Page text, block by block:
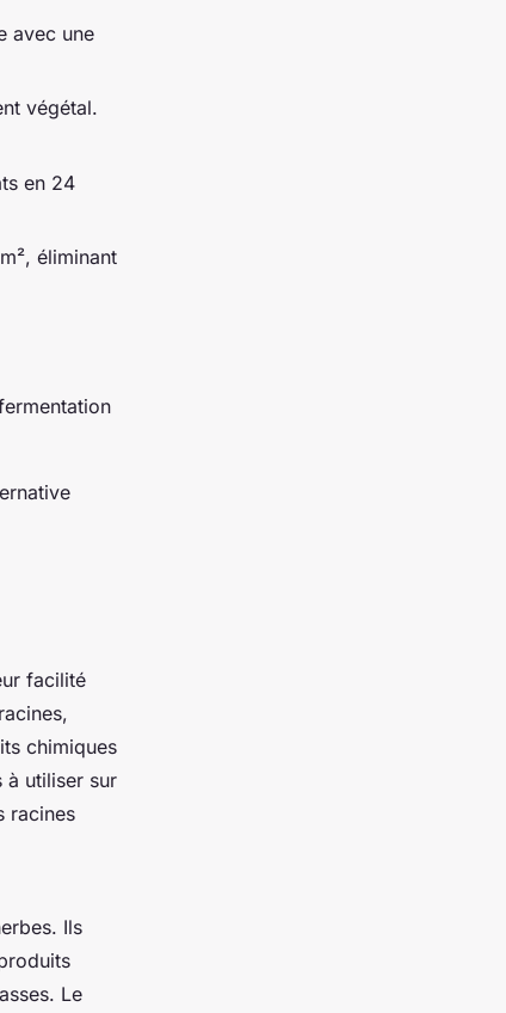
avec une
végétal.
en 24
éliminant
facilité
chimiques
à utiliser sur
racines
Ils
Le